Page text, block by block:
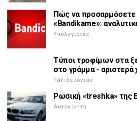
Πώς να προσαρμόσετε
«Bandikame»:
Υπολογιστές
Τύποι τροφίμων στα
στο γράμμα - αριστερά
Ταξιδεύοντας
Ρωσική «treshka» της
Αυτοκίνητα